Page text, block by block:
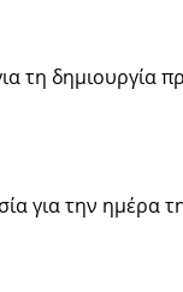
τη
για την ημέρα